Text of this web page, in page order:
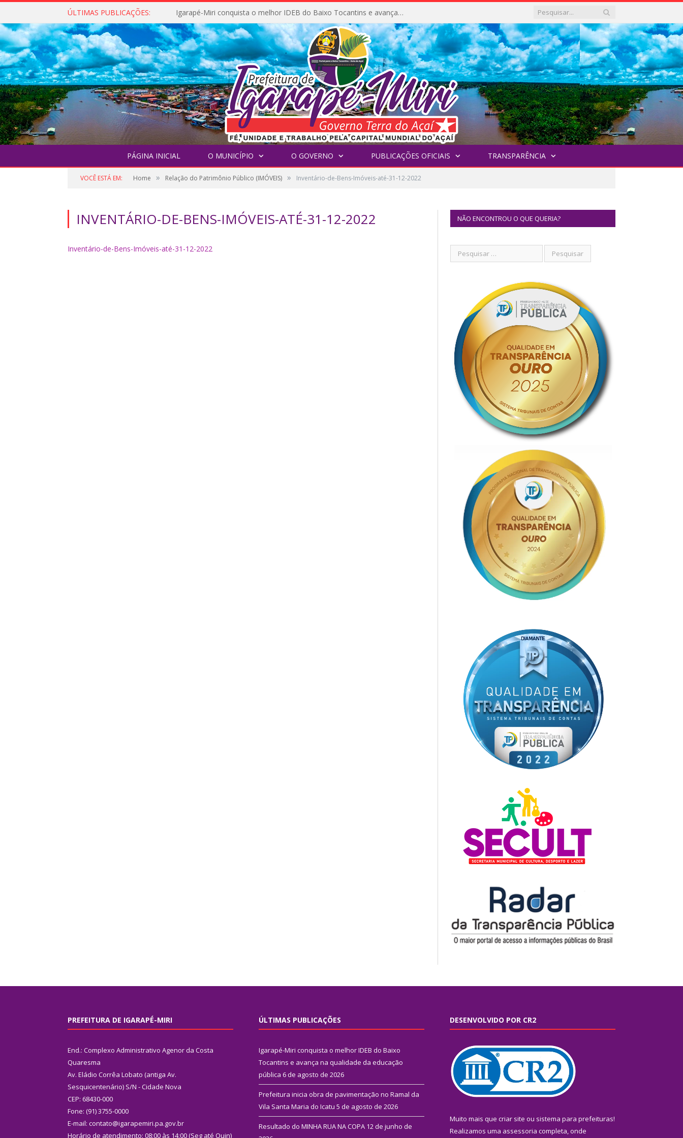
ÚLTIMAS PUBLICAÇÕES: Igarapé-Miri conquista o melhor IDEB do Baixo Tocantins e avança na qualidade da educação pública
PÁGINA INICIAL O MUNICÍPIO O GOVERNO PUBLICAÇÕES OFICIAIS TRANSPARÊNCIA
VOCÊ ESTÁ EM: Home » Relação do Patrimônio Público (IMÓVEIS) » Inventário-de-Bens-Imóveis-até-31-12-2022
INVENTÁRIO-DE-BENS-IMÓVEIS-ATÉ-31-12-2022
Inventário-de-Bens-Imóveis-até-31-12-2022
NÃO ENCONTROU O QUE QUERIA?
PREFEITURA DE IGARAPÉ-MIRI
End.: Complexo Administrativo Agenor da Costa
Quaresma
Av. Eládio Corrêa Lobato (antiga Av.
Sesquicentenário) S/N - Cidade Nova
CEP: 68430-000
Fone: (91) 3755-0000
E-mail: contato@igarapemiri.pa.gov.br
Horário de atendimento: 08:00 às 14:00 (Seg até Quin)
ÚLTIMAS PUBLICAÇÕES
Igarapé-Miri conquista o melhor IDEB do Baixo
Tocantins e avança na qualidade da educação
pública 6 de agosto de 2026
Prefeitura inicia obra de pavimentação no Ramal da
Vila Santa Maria do Icatu 5 de agosto de 2026
Resultado do MINHA RUA NA COPA 12 de junho de
DESENVOLVIDO POR CR2
Muito mais que criar site ou sistema para prefeituras!
Realizamos uma assessoria completa, onde